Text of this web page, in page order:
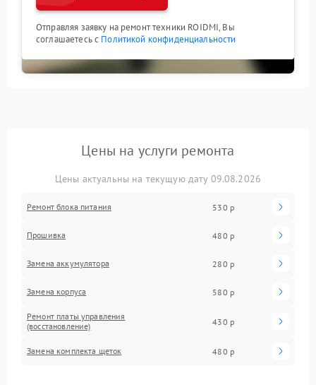
Отправляя заявку на ремонт техники ROIDMI, Вы
соглашаетесь с Политикой конфиденциальности
Цены на услуги ремонта
Цены актуальны на текущую дату 09.08.2026
Ремонт блока питания 530 р
Прошивка 480 р
Замена аккумулятора 280 р
Замена корпуса 580 р
Ремонт платы управления
(восстановление)
430 р
Замена комплекта щеток 480 р